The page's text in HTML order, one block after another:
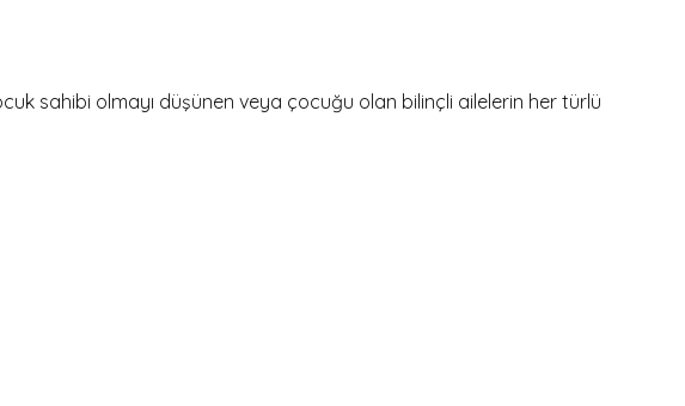
sahibi olmayı düşünen veya çocuğu olan bilinçli ailelerin her türlü